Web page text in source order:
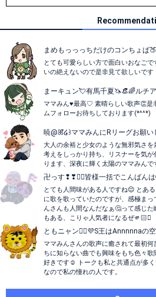
まめもっっっちだけのコンちょぱ
とても可愛らしい方で面白いおなご
いの絶えないので是非見て欲しいです
まーキュン💘有馬千夏🦄👒🌈ルチ
ママみん♥️最高♡ 素晴らしい歌声👏是
ムフォローお待ちしております(*^^*)
暁@ꕤ̌̈໒꒱ママみんにRリーグお願い
大人の余裕と少女のような無邪気さを
考えをしっかり持ち、リスナーを気
ります、深夜に輝く太陽のママみんで
卍っす❢❣💁‍♀️皆様一括でこんばんは
とても人間味がある人ですね😌 とあ
に歌を歌っていたのですが、感極ま
んさんも人間なんだなぁ🤔って感じ
もある、こりゃ人気者になるぜ🫵🏻🫆
ともニャン💁‍♀️💜S王はAnnnnnaの
ママみんさんの歌声に癒されて最初
ちに知らない曲でも興味をもち色々
好きです☺️ トークも私と共通点が多
なので私の憧れの人です。